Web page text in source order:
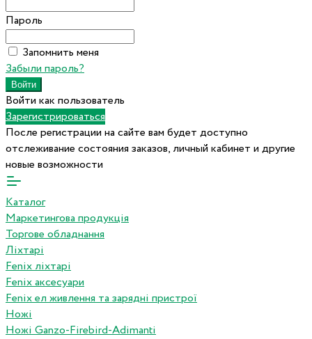
Пароль
Запомнить меня
Забыли пароль?
Войти как пользователь
Зарегистрироваться
После регистрации на сайте вам будет доступно
отслеживание состояния заказов, личный кабинет и другие
новые возможности
Каталог
Маркетингова продукція
Торгове обладнання
Ліхтарі
Fenix ліхтарі
Fenix аксесуари
Fenix ел живлення та зарядні пристрої
Ножі
Ножі Ganzo-Firebird-Adimanti